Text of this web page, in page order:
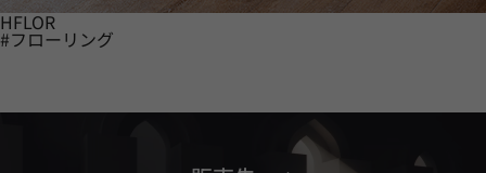
HFLOR
#フローリング